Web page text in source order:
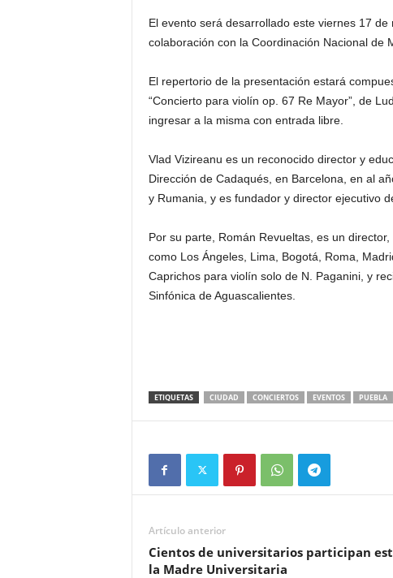
El evento será desarrollado este viernes 17
colaboración con la Coordinación Nacional de
El repertorio de la presentación estará
“Concierto para violín op. 67 Re Mayor”, de
ingresar a la misma con entrada libre.
Vlad Vizireanu es un reconocido director y
Dirección de Cadaqués, en Barcelona, en al
y Rumania, y es fundador y director ejecutivo
Por su parte, Román Revueltas, es un
como Los Ángeles, Lima, Bogotá, Roma,
Caprichos para violín solo de N. Paganini, y
Sinfónica de Aguascalientes.
ETIQUETAS CIUDAD CONCIERTOS EVENTOS PUEBLA
Artículo anterior
Cientos de universitarios participan
la Madre Universitaria